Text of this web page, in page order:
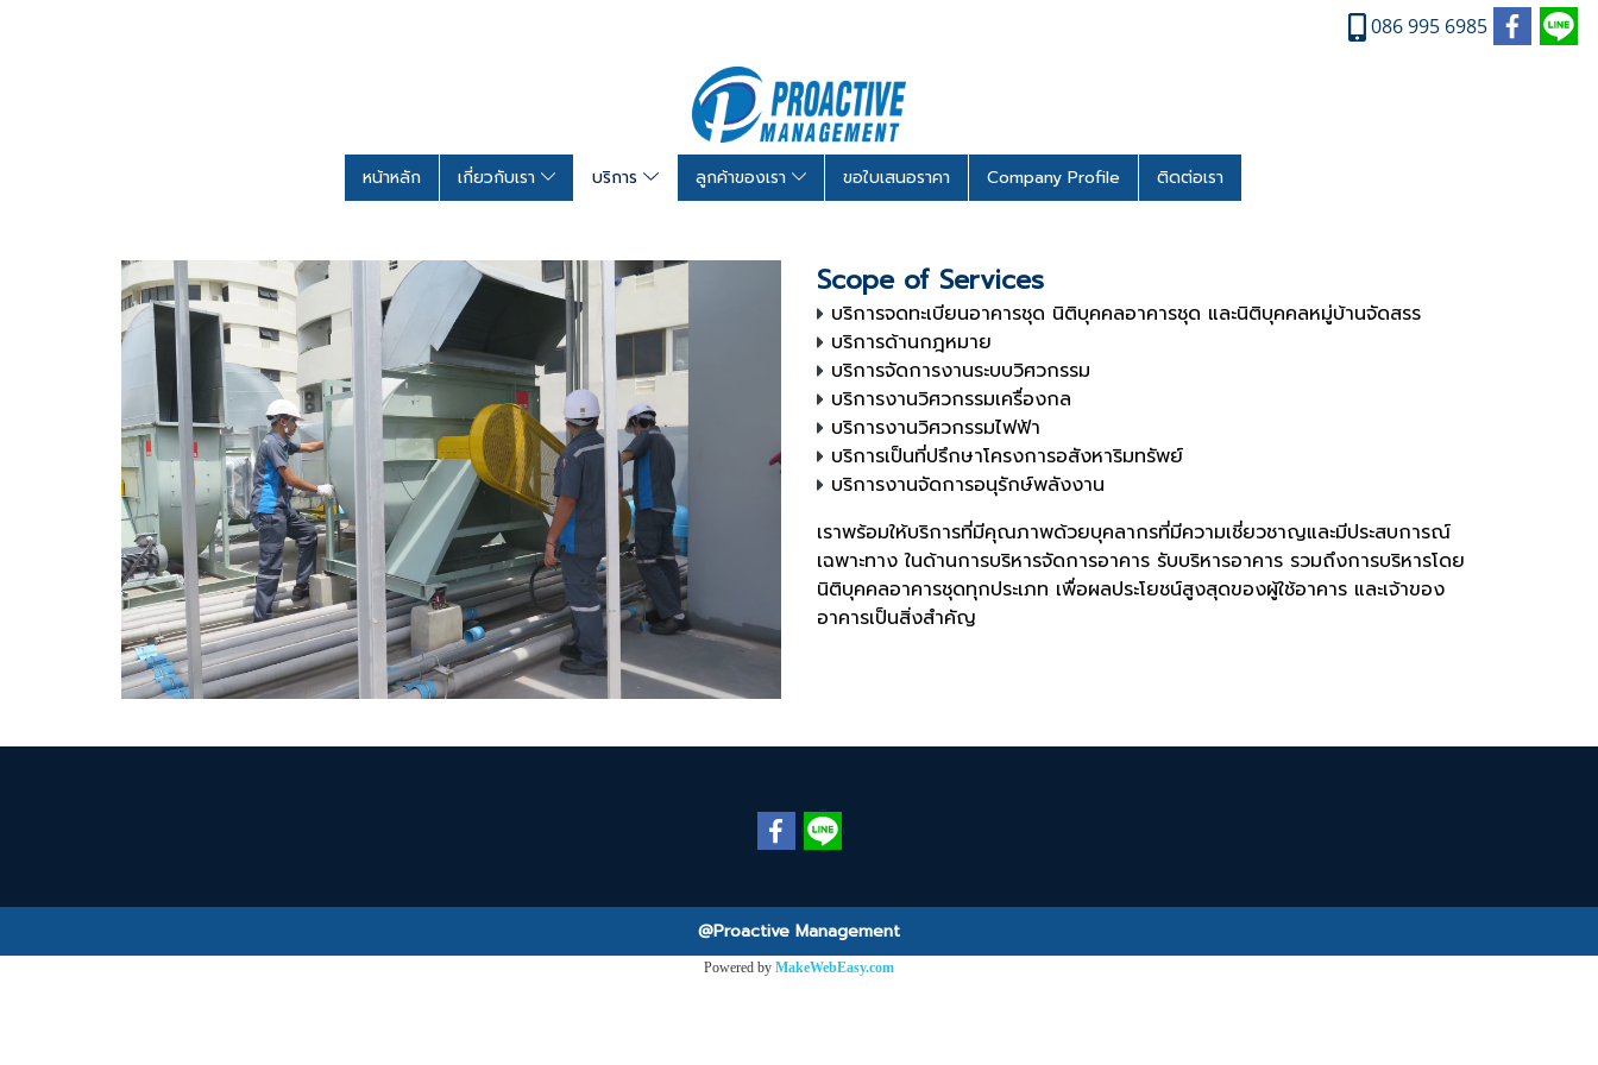
086 995 6985
หน้าหลัก เกี่ยวกับเรา บริการ ลูกค้าของเรา ขอใบเสนอราคา Company Profile ติดต่อเรา
Scope of Services
บริการจดทะเบียนอาคารชุด นิติบุคคลอาคารชุด และนิติบุคคลหมู่บ้านจัดสรร
บริการด้านกฎหมาย
บริการจัดการงานระบบวิศวกรรม
บริการงานวิศวกรรมเครื่องกล
บริการงานวิศวกรรมไฟฟ้า
บริการเป็นที่ปรึกษาโครงการอสังหาริมทรัพย์
บริการงานจัดการอนุรักษ์พลังงาน
เราพร้อมให้บริการที่มีคุณภาพด้วยบุคลากรที่มีความเชี่ยวชาญและมีประสบการณ์
เฉพาะทาง ในด้านการบริหารจัดการอาคาร รับบริหารอาคาร รวมถึงการบริหารโดย
นิติบุคคลอาคารชุดทุกประเภท เพื่อผลประโยชน์สูงสุดของผู้ใช้อาคาร และเจ้าของ
อาคารเป็นสิ่งสำคัญ
@Proactive Management
Powered by MakeWebEasy.com